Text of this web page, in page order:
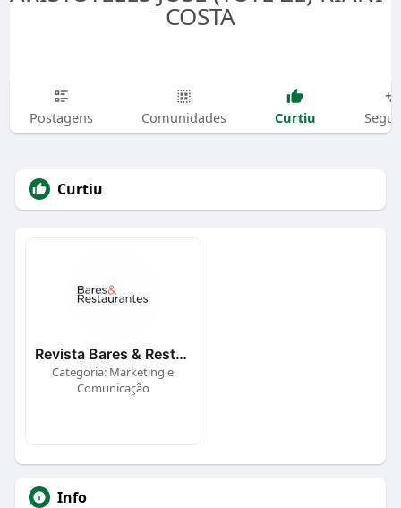
COSTA
Postagens Comunidades Curtiu
Curtiu
Revista Bares & Restaurantes
Categoria: Marketing e
Comunicação
Info